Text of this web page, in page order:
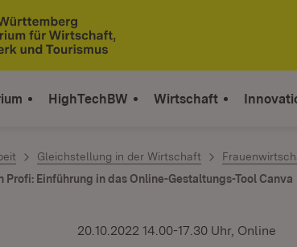
HighTechBW Wirtschaft
Gleichstellung in der Wirtschaft
Profi: Einführung in das Online-Gestaltungs-Tool Canva
20.10.2022 14.00-17.30 Uhr, Online